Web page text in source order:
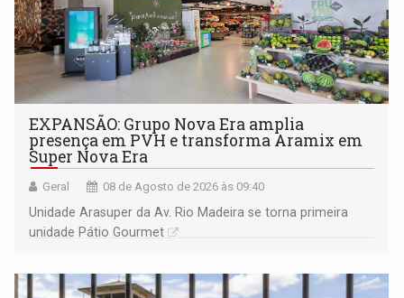
EXPANSÃO: Grupo Nova Era amplia
presença em PVH e transforma Aramix em
Super Nova Era
Geral 08 de Agosto de 2026 às 09:40
Unidade Arasuper da Av. Rio Madeira se torna primeira
unidade Pátio Gourmet